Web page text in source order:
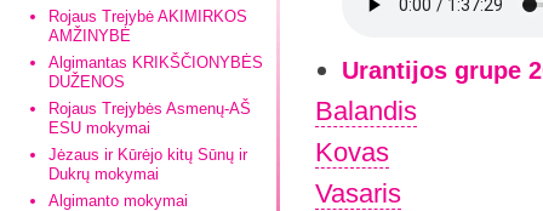
Rojaus Trejybė AKIMIRKOS
AMŽINYBĖ
Algimantas KRIKŠČIONYBĖS
DUŽENOS
Rojaus Trejybės Asmenų-AŠ
ESU mokymai
Jėzaus ir Kūrėjo kitų Sūnų ir
Dukrų mokymai
Algimanto mokymai
Urantijos grupe
Balandis
Kovas
Vasaris